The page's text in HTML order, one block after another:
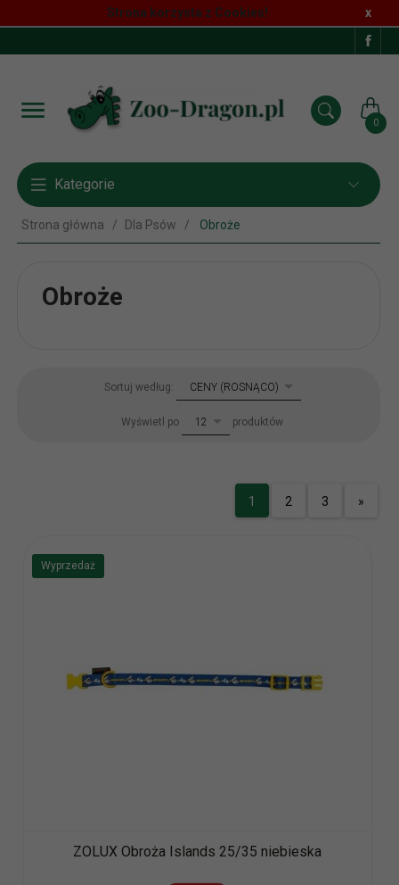
Strona korzysta z Cookies! x
0
Kategorie
Strona główna Dla Psów Obroże
Obroże
Sortuj według: sortCENY (ROSNĄCO)
Wyświetl po pop12 produktów
1 2 3 »
Wyprzedaż
ZOLUX Obroża Islands 25/35 niebieska